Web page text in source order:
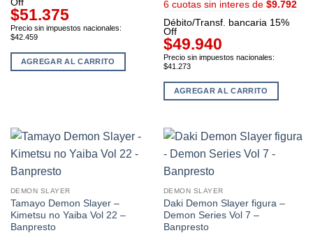
Off
$51.375
Precio sin impuestos nacionales:
$42.459
AGREGAR AL CARRITO
6 cuotas sin interes de $9.792
Débito/Transf. bancaria 15%
Off
$49.940
Precio sin impuestos nacionales:
$41.273
AGREGAR AL CARRITO
DEMON SLAYER
Tamayo Demon Slayer –
Kimetsu no Yaiba Vol 22 –
Banpresto
DEMON SLAYER
Daki Demon Slayer figura –
Demon Series Vol 7 –
Banpresto